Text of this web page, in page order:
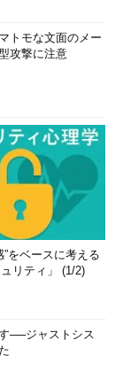
トモな文面のメー
攻撃に注意
”をベースに考える
ュリティ」 (1/2)
──ジャストシス